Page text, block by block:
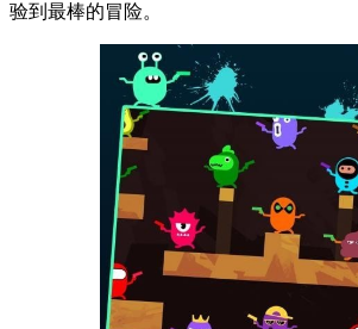
验到最棒的冒险。